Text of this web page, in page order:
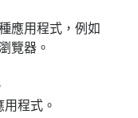
應用程式，例如
覽器。
程式。